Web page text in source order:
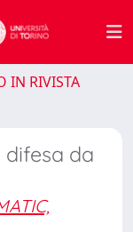
IN RIVISTA
da